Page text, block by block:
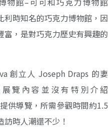
利時知名的巧克力博物館，因
，是對巧克力歷史有興趣的
創立人 Joseph Draps 的妻
展覽內容並沒有特別介紹
供導覽，所需參觀時間約1.5
時人潮還不少！